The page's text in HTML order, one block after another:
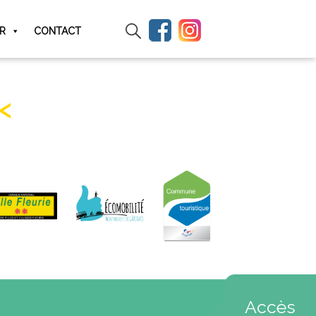
CONTACT
Accès